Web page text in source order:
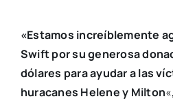
«Estamos increíblemente
Swift por su generosa
dólares para ayudar a las
huracanes Helene y Milton